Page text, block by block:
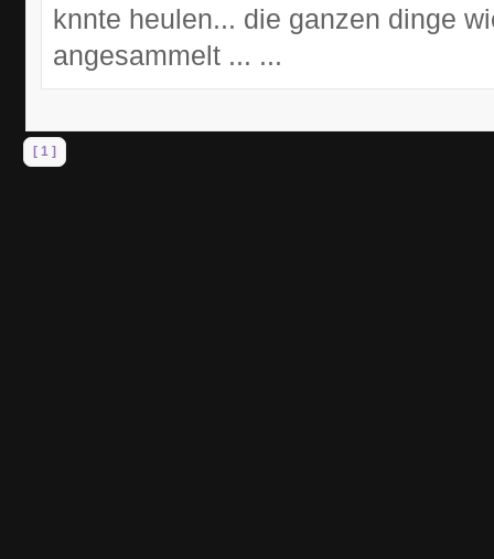
knnte heulen... die ganzen dinge
angesammelt ... ...
[ 1 ]